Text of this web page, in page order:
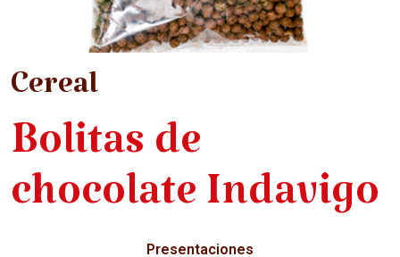
Cereal
Bolitas de
chocolate Indavigo
Presentaciones